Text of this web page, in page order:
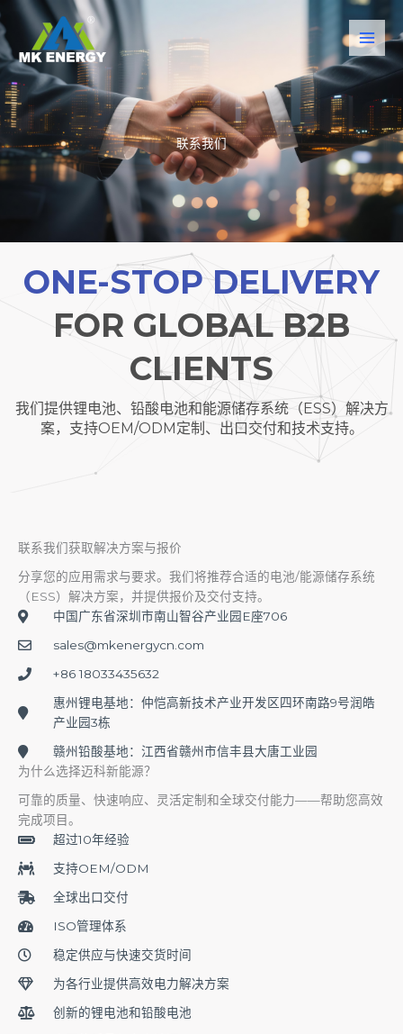
至
内
容
联系我们
ONE-STOP DELIVERY
FOR GLOBAL B2B
CLIENTS
我们提供锂电池、铅酸电池和能源储存系统（ESS）解决方
案，支持OEM/ODM定制、出口交付和技术支持。
联系我们获取解决方案与报价
分享您的应用需求与要求。我们将推荐合适的电池/能源储存系统
（ESS）解决方案，并提供报价及交付支持。
中国广东省深圳市南山智谷产业园E座706
sales@mkenergycn.com
+86 18033435632
惠州锂电基地：仲恺高新技术产业开发区四环南路9号润皓
产业园3栋
赣州铅酸基地：江西省赣州市信丰县大唐工业园
为什么选择迈科新能源？
可靠的质量、快速响应、灵活定制和全球交付能力——帮助您高效
完成项目。
超过10年经验
支持OEM/ODM
全球出口交付
ISO管理体系
稳定供应与快速交货时间
为各行业提供高效电力解决方案
创新的锂电池和铅酸电池